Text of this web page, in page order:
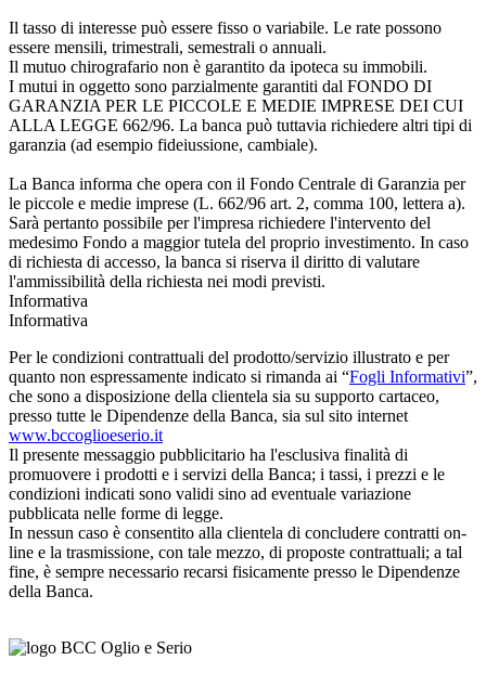
Il tasso di interesse può essere fisso o variabile. Le rate possono
essere mensili, trimestrali, semestrali o annuali.
Il mutuo chirografario non è garantito da ipoteca su immobili.
I mutui in oggetto sono parzialmente garantiti dal FONDO DI
GARANZIA PER LE PICCOLE E MEDIE IMPRESE DEI CUI
ALLA LEGGE 662/96. La banca può tuttavia richiedere altri tipi di
garanzia (ad esempio fideiussione, cambiale).
La Banca informa che opera con il Fondo Centrale di Garanzia per
le piccole e medie imprese (L. 662/96 art. 2, comma 100, lettera a).
Sarà pertanto possibile per l'impresa richiedere l'intervento del
medesimo Fondo a maggior tutela del proprio investimento. In caso
di richiesta di accesso, la banca si riserva il diritto di valutare
l'ammissibilità della richiesta nei modi previsti.
Informativa
Informativa
Per le condizioni contrattuali del prodotto/servizio illustrato e per
quanto non espressamente indicato si rimanda ai “Fogli Informativi”,
che sono a disposizione della clientela sia su supporto cartaceo,
presso tutte le Dipendenze della Banca, sia sul sito internet
www.bccoglioeserio.it
Il presente messaggio pubblicitario ha l'esclusiva finalità di
promuovere i prodotti e i servizi della Banca; i tassi, i prezzi e le
condizioni indicati sono validi sino ad eventuale variazione
pubblicata nelle forme di legge.
In nessun caso è consentito alla clientela di concludere contratti on-
line e la trasmissione, con tale mezzo, di proposte contrattuali; a tal
fine, è sempre necessario recarsi fisicamente presso le Dipendenze
della Banca.